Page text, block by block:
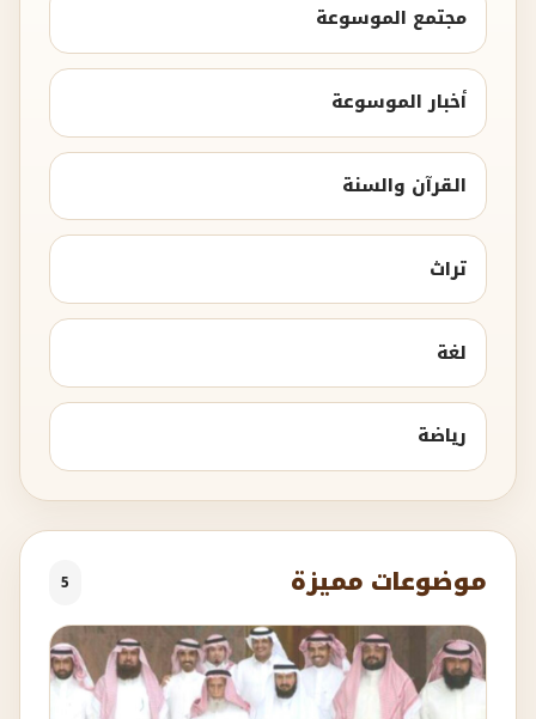
مجتمع الموسوعة
أخبار الموسوعة
القرآن والسنة
تراث
لغة
رياضة
موضوعات مميزة 5